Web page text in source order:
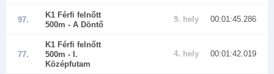
97.
K1 Férfi felnőtt
500m - A Döntő
9. hely 00:01:45.286
77.
K1 Férfi felnőtt
500m - I.
Középfutam
4. hely 00:01:42.019